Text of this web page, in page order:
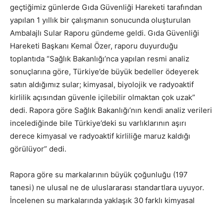
geçtiğimiz günlerde Gıda Güvenliği Hareketi tarafından
yapılan 1 yıllık bir çalışmanın sonucunda oluşturulan
Ambalajlı Sular Raporu gündeme geldi. Gıda Güvenliği
Hareketi Başkanı Kemal Özer, raporu duyurduğu
toplantıda “Sağlık Bakanlığı’nca yapılan resmi analiz
sonuçlarına göre, Türkiye’de büyük bedeller ödeyerek
satın aldığımız sular; kimyasal, biyolojik ve radyoaktif
kirlilik açısından güvenle içilebilir olmaktan çok uzak”
dedi. Rapora göre Sağlık Bakanlığı’nın kendi analiz verileri
incelediğinde bile Türkiye’deki su varlıklarının aşırı
derece kimyasal ve radyoaktif kirliliğe maruz kaldığı
görülüyor” dedi.
Rapora göre su markalarının büyük çoğunluğu (197
tanesi) ne ulusal ne de uluslararası standartlara uyuyor.
İncelenen su markalarında yaklaşık 30 farklı kimyasal